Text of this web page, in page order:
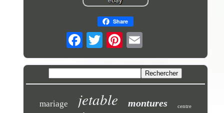
Share
mariage jetable montures centre